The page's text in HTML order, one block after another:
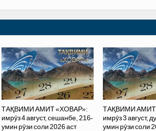
ТАҚВИМИ АМИТ «ХОВАР»:
имрӯз 4 август, сешанбе, 216-
умин рӯзи соли 2026 аст
ТАҚВИМИ АМИТ
имрӯз 3 август,
умин рӯзи соли